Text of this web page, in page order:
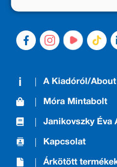
A Kiadóról/
Móra Mintabolt
Janikovszky Éva
Kapcsolat
Árkötött